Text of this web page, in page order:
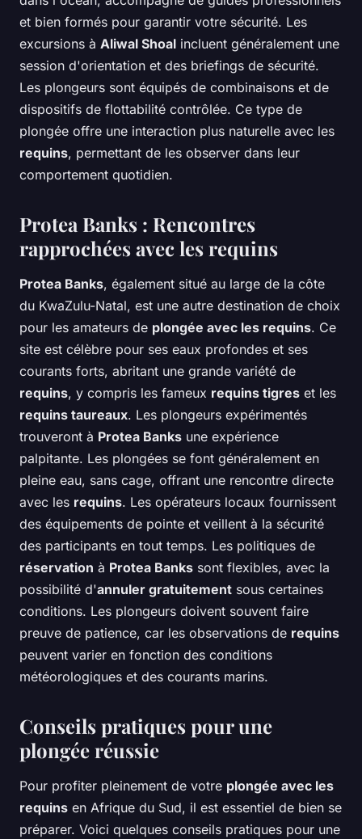
et bien formés pour garantir votre sécurité. Les
excursions à Aliwal Shoal incluent généralement une
session d'orientation et des briefings de sécurité.
Les plongeurs sont équipés de combinaisons et de
dispositifs de flottabilité contrôlée. Ce type de
plongée offre une interaction plus naturelle avec les
requins, permettant de les observer dans leur
comportement quotidien.
Protea Banks : Rencontres
rapprochées avec les requins
Protea Banks, également situé au large de la côte
du KwaZulu-Natal, est une autre destination de choix
pour les amateurs de plongée avec les requins. Ce
site est célèbre pour ses eaux profondes et ses
courants forts, abritant une grande variété de
requins, y compris les fameux requins tigres et les
requins taureaux. Les plongeurs expérimentés
trouveront à Protea Banks une expérience
palpitante. Les plongées se font généralement en
pleine eau, sans cage, offrant une rencontre directe
avec les requins. Les opérateurs locaux fournissent
des équipements de pointe et veillent à la sécurité
des participants en tout temps. Les politiques de
réservation à Protea Banks sont flexibles, avec la
possibilité d'annuler gratuitement sous certaines
conditions. Les plongeurs doivent souvent faire
preuve de patience, car les observations de requins
peuvent varier en fonction des conditions
météorologiques et des courants marins.
Conseils pratiques pour une
plongée réussie
Pour profiter pleinement de votre plongée avec les
requins en Afrique du Sud, il est essentiel de bien se
préparer. Voici quelques conseils pratiques pour une